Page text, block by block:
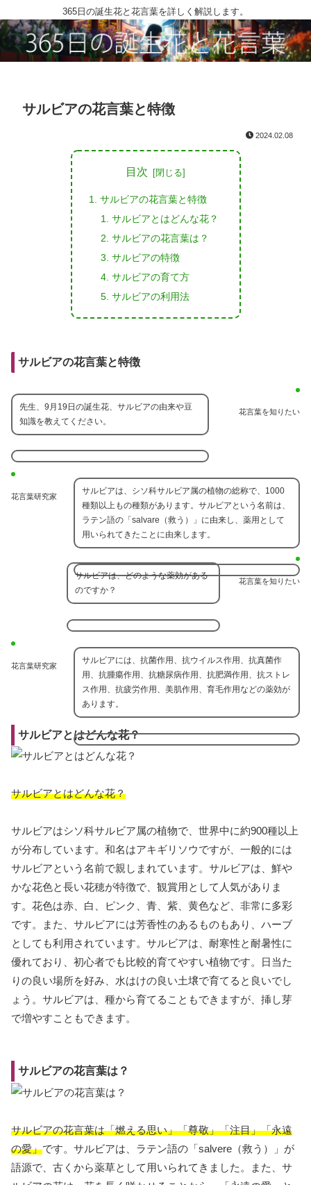
365日の誕生花と花言葉を詳しく解説します。
サルビアの花言葉と特徴
2024.02.08
目次
サルビアの花言葉と特徴
サルビアとはどんな花？
サルビアの花言葉は？
サルビアの特徴
サルビアの育て方
サルビアの利用法
サルビアの花言葉と特徴
花言葉を知りたい
先生、9月19日の誕生花、サルビアの由来や豆
知識を教えてください。
花言葉研究家
サルビアは、シソ科サルビア属の植物の総称で、1000
種類以上もの種類があります。サルビアという名前は、
ラテン語の「salvare（救う）」に由来し、薬用として
用いられてきたことに由来します。
花言葉を知りたい
サルビアは、どのような薬効がある
のですか？
花言葉研究家
サルビアには、抗菌作用、抗ウイルス作用、抗真菌作
用、抗腫瘍作用、抗糖尿病作用、抗肥満作用、抗ストレ
ス作用、抗疲労作用、美肌作用、育毛作用などの薬効が
あります。
サルビアとはどんな花？
サルビアとはどんな花？
サルビアはシソ科サルビア属の植物で、世界中に約900種以上
が分布しています。和名はアキギリソウですが、一般的には
サルビアという名前で親しまれています。サルビアは、鮮や
かな花色と長い花穂が特徴で、観賞用として人気がありま
す。花色は赤、白、ピンク、青、紫、黄色など、非常に多彩
です。また、サルビアには芳香性のあるものもあり、ハーブ
としても利用されています。サルビアは、耐寒性と耐暑性に
優れており、初心者でも比較的育てやすい植物です。日当た
りの良い場所を好み、水はけの良い土壌で育てると良いでし
ょう。サルビアは、種から育てることもできますが、挿し芽
で増やすこともできます。
サルビアの花言葉は？
サルビアの花言葉は「燃える思い」「尊敬」「注目」「永遠
の愛」です。サルビアは、ラテン語の「salvere（救う）」が
語源で、古くから薬草として用いられてきました。また、サ